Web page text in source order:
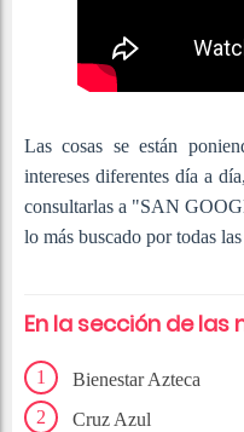
Las cosas se están
intereses diferentes día a
consultarlas a "SAN
lo más buscado por todas
En la sección de
Bienestar Azteca
Cruz Azul